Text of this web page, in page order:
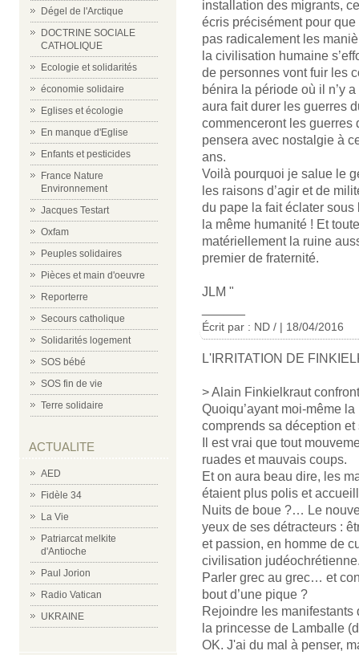
Dégel de l'Arctique
DOCTRINE SOCIALE
CATHOLIQUE
Ecologie et solidarités
économie solidaire
Eglises et écologie
En manque d'Eglise
Enfants et pesticides
France Nature
Environnement
Jacques Testart
Oxfam
Peuples solidaires
Pièces et main d'oeuvre
Reporterre
Secours catholique
Solidarités logement
SOS bébé
SOS fin de vie
Terre solidaire
ACTUALITE
AED
Fidèle 34
La Vie
Patriarcat melkite
d'Antioche
Paul Jorion
Radio Vatican
UKRAINE
installation des migrants,
écris précisément pour
pas radicalement les
la civilisation humaine
de personnes vont fuir les
bénira la période où il n’y
aura fait durer les guerres
commenceront les guerres
pensera avec nostalgie à
ans.
Voilà pourquoi je salue le
les raisons d’agir et de
du pape la fait éclater
la même humanité ! Et
matériellement la ruine
premier de fraternité.
JLM "
Écrit par : ND / | 18/04/2016
L'IRRITATION DE
> Alain Finkielkraut
Quoiqu’ayant moi-même
comprends sa déception
Il est vrai que tout
ruades et mauvais coups.
Et on aura beau dire, les
étaient plus polis et
Nuits de boue ?… Le
yeux de ses détracteurs :
et passion, en homme de
civilisation
Parler grec au grec… et
bout d’une pique ?
Rejoindre les
la princesse de Lamballe
OK. J'ai du mal à penser,